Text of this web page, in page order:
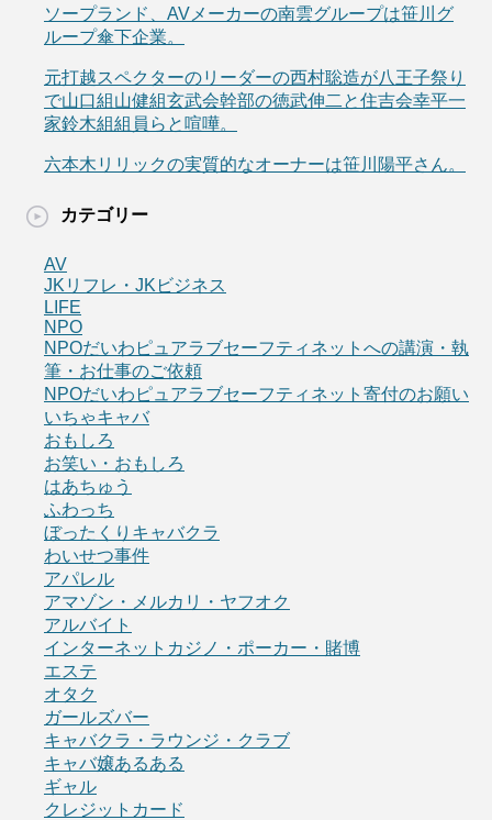
ソープランド、AVメーカーの南雲グループは笹川グ
ループ傘下企業。
元打越スペクターのリーダーの西村聡造が八王子祭り
で山口組山健組玄武会幹部の徳武伸二と住吉会幸平一
家鈴木組組員らと喧嘩。
六本木リリックの実質的なオーナーは笹川陽平さん。
カテゴリー
AV
JKリフレ・JKビジネス
LIFE
NPO
NPOだいわピュアラブセーフティネットへの講演・執
筆・お仕事のご依頼
NPOだいわピュアラブセーフティネット寄付のお願い
いちゃキャバ
おもしろ
お笑い・おもしろ
はあちゅう
ふわっち
ぼったくりキャバクラ
わいせつ事件
アパレル
アマゾン・メルカリ・ヤフオク
アルバイト
インターネットカジノ・ポーカー・賭博
エステ
オタク
ガールズバー
キャバクラ・ラウンジ・クラブ
キャバ嬢あるある
ギャル
クレジットカード